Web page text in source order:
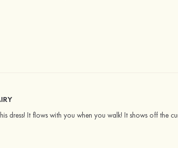
dress! It flows with you when you walk! It shows off the